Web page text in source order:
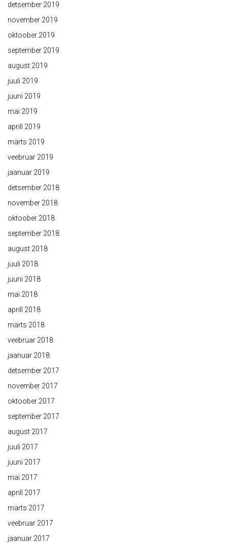
detsember 2019
november 2019
oktoober 2019
september 2019
august 2019
juuli 2019
juuni 2019
mai 2019
aprill 2019
märts 2019
veebruar 2019
jaanuar 2019
detsember 2018
november 2018
oktoober 2018
september 2018
august 2018
juuli 2018
juuni 2018
mai 2018
aprill 2018
märts 2018
veebruar 2018
jaanuar 2018
detsember 2017
november 2017
oktoober 2017
september 2017
august 2017
juuli 2017
juuni 2017
mai 2017
aprill 2017
märts 2017
veebruar 2017
jaanuar 2017